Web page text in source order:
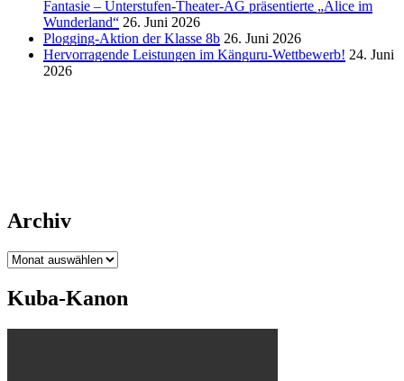
Fantasie – Unterstufen-Theater-AG präsentierte „Alice im
Wunderland“ 26. Juni 2026
Plogging-Aktion der Klasse 8b 26. Juni 2026
Hervorragende Leistungen im Känguru-Wettbewerb! 24. Juni
2026
Archiv
Archiv
Kuba-Kanon